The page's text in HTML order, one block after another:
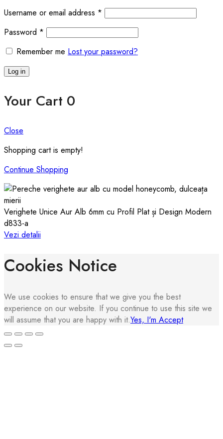
Username or email address * Required
Password * Required
Remember me Lost your password?
Log in
Your Cart 0
Close
Shopping cart is empty!
Continue Shopping
Verighete Unice Aur Alb 6mm cu Profil Plat și Design Modern
d833-a
Vezi detalii
Cookies Notice
We use cookies to ensure that we give you the best
experience on our website. If you continue to use this site we
will assume that you are happy with it.Yes, I'm Accept